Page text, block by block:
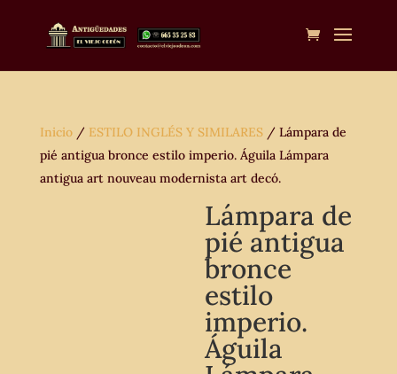
Inicio/ ESTILO INGLÉS Y SIMILARES/ Lámpara de
pié antigua bronce estilo imperio. Águila Lámpara
antigua art nouveau modernista art decó.
Lámpara de
pié antigua
bronce
estilo
imperio.
Águila